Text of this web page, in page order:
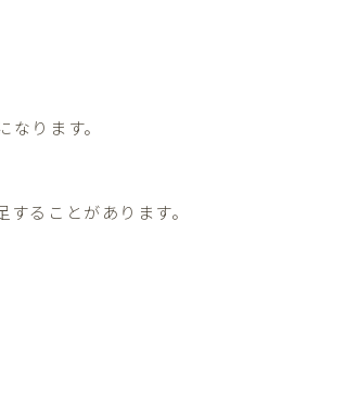
ります。
ることがあります。